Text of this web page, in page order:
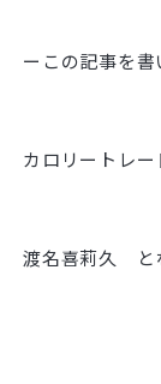
ーこの記事を書
カロリートレ
渡名喜莉久 と